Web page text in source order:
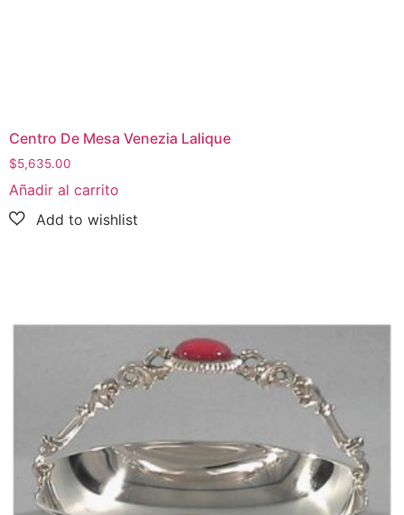
Centro De Mesa Venezia Lalique
$5,635.00
Añadir al carrito